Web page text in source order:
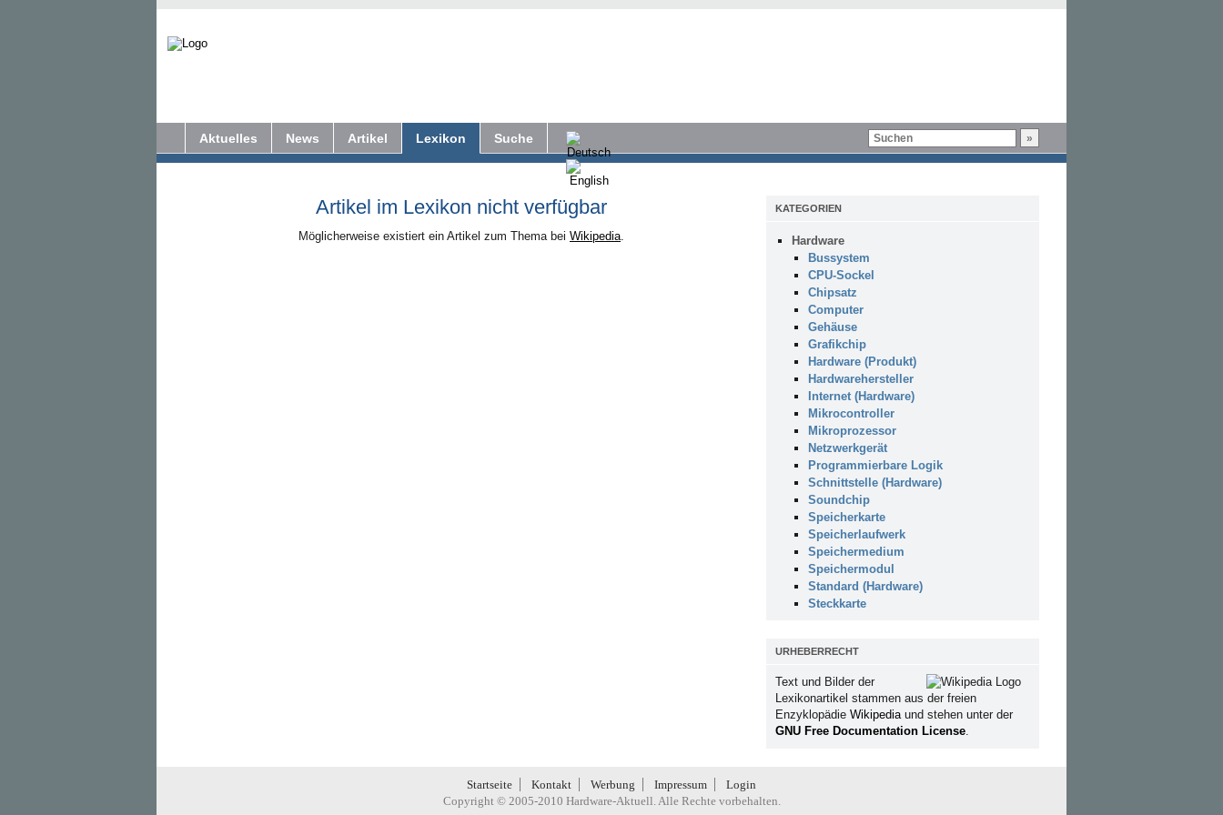
Aktuelles News Artikel Lexikon Suche
Artikel im Lexikon nicht verfügbar
Möglicherweise existiert ein Artikel zum Thema bei Wikipedia.
KATEGORIEN
Hardware
Bussystem
CPU-Sockel
Chipsatz
Computer
Gehäuse
Grafikchip
Hardware (Produkt)
Hardwarehersteller
Internet (Hardware)
Mikrocontroller
Mikroprozessor
Netzwerkgerät
Programmierbare Logik
Schnittstelle (Hardware)
Soundchip
Speicherkarte
Speicherlaufwerk
Speichermedium
Speichermodul
Standard (Hardware)
Steckkarte
URHEBERRECHT
Text und Bilder der
Lexikonartikel stammen aus der freien
Enzyklopädie Wikipediaund stehen unter der
GNU Free Documentation License.
Startseite Kontakt Werbung Impressum
Login
Copyright © 2005-2010 Hardware-Aktuell. Alle Rechte vorbehalten.